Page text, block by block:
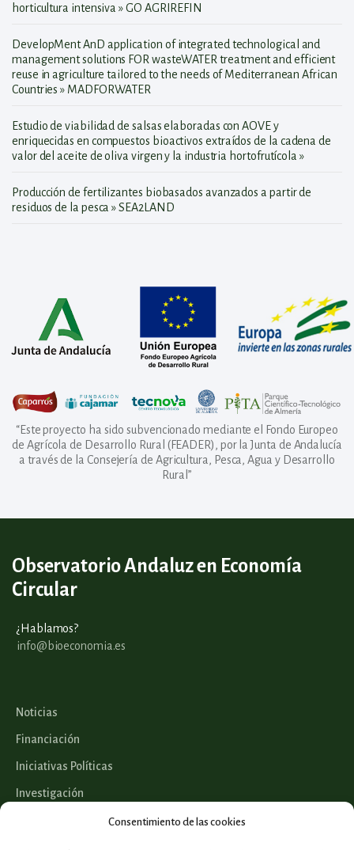
Consentimiento de las cookies
horticultura intensiva » GO AGRIREFIN
DevelopMent AnD application of integrated technological and
management solutions FOR wasteWATER treatment and efficient
reuse in agriculture tailored to the needs of Mediterranean African
Countries » MADFORWATER
Estudio de viabilidad de salsas elaboradas con AOVE y
enriquecidas en compuestos bioactivos extraídos de la cadena de
valor del aceite de oliva virgen y la industria hortofrutícola »
Producción de fertilizantes biobasados avanzados a partir de
residuos de la pesca » SEA2LAND
“Este proyecto ha sido subvencionado mediante el Fondo Europeo
de Agrícola de Desarrollo Rural (FEADER), por la Junta de Andalucía
a través de la Consejería de Agricultura, Pesca, Agua y Desarrollo
Rural”
Observatorio Andaluz en Economía
Circular
¿Hablamos?
info@bioeconomia.es
Noticias
Financiación
Iniciativas Políticas
Investigación